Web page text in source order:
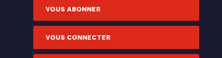
VOUS ABONNER
VOUS CONNECTER